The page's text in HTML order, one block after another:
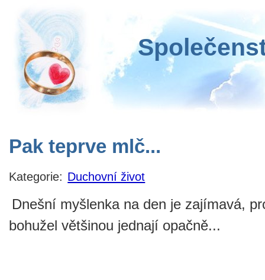
Pak teprve mlč...
Kategorie: Duchovní život
Dnešní myšlenka na den je zajímavá,
bohužel většinou jednají opačně...